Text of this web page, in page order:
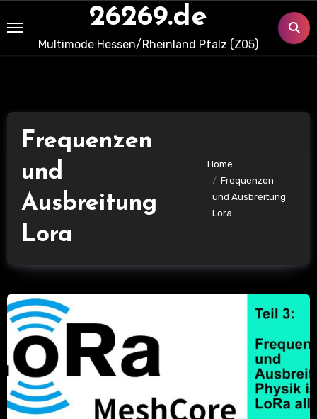
to
content
26269.de
Multimode Hessen/Rheinland Pfalz (Z05)
Frequenzen
und
Ausbreitung
Lora
Home
Frequenzen
und Ausbreitung
Lora